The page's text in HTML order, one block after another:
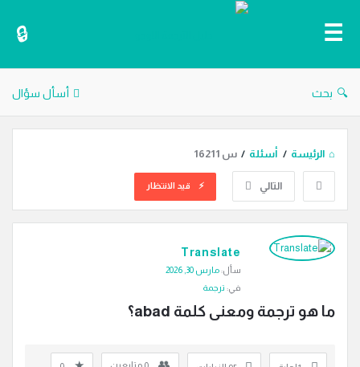
دليل
بحث أسأل سؤال
الرئيسة / أسئلة / س 16211
التالي قيد الانتظار
دليل
الترجمة
أسئلة
Translate
سأل:مارس 30, 2026
في: ترجمة
ما هو ترجمة ومعنى كلمة abad؟